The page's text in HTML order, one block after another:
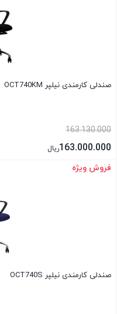
صندلی کارمندی نیلپر OCT740KM
163.130.000
163.000.000ریال
بستن
فروش ویژه
صندلی کارمندی نیلپر OCT740S